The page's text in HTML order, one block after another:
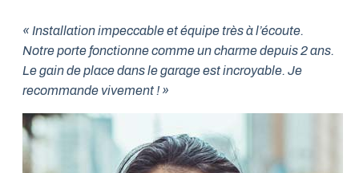
« Installation impeccable et équipe très à l’écoute.
Notre porte fonctionne comme un charme depuis 2 ans.
Le gain de place dans le garage est incroyable. Je
recommande vivement ! »